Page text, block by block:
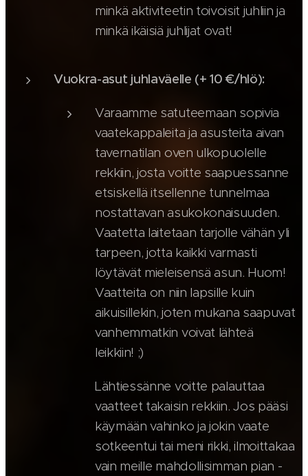
minkä aktiviteetin toivoisit juhliin ja
minkä ikäisiä juhlijat ovat!
Vuokra-asut juhlaväelle (+ 10 €/hlö):
Varaamme satuteemaan sopivia
vaatekappaleita ja asusteita aivan
tavernatilan oven ulkopuolelle
rekkiin, josta voitte saapuessanne
etsiskellä itsellenne tunnelmaa
nostattavan asukokonaisuuden.
Vaatetta laitetaan tarjolle vähän yli
tarpeen, jotta kaikki varmasti
löytävät mieleisensä asun. Huom!
Vaatteita on niin lapsille kuin
aikuisillekin, joten mukana saapuvat
vanhemmatkin voivat lähteä
leikkiin! ;)
Lähtiessänne voitte palauttaa
vaatteet takaisin rekkiin. Jos pääsi
käymään vahinko ja jokin vaate
sotkeentui tai meni rikki, ilmoittakaa
vain meille mahdollisimman pian -